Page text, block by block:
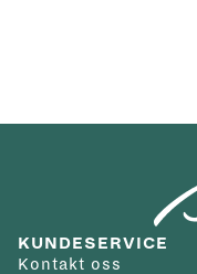
KUNDESERVICE
Kontakt oss